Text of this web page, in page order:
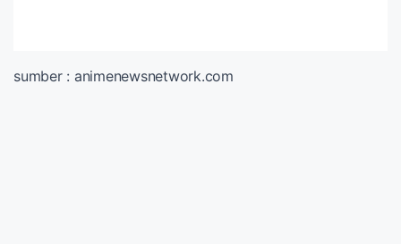
sumber : animenewsnetwork.com